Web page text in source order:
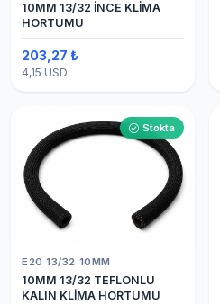
10MM 13/32 İNCE KLİMA
HORTUMU
203,27 ₺
4,15 USD
Stokta
E20 13/32 10MM
10MM 13/32 TEFLONLU
KALIN KLİMA HORTUMU